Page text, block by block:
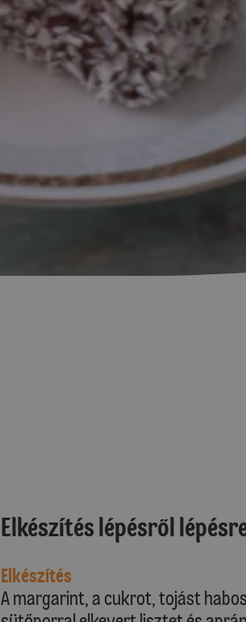
Elkészítés lépésről
Elkészítés
A margarint, a cukrot, tojást